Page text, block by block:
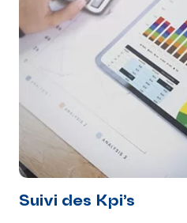
Suivi des Kpi’s